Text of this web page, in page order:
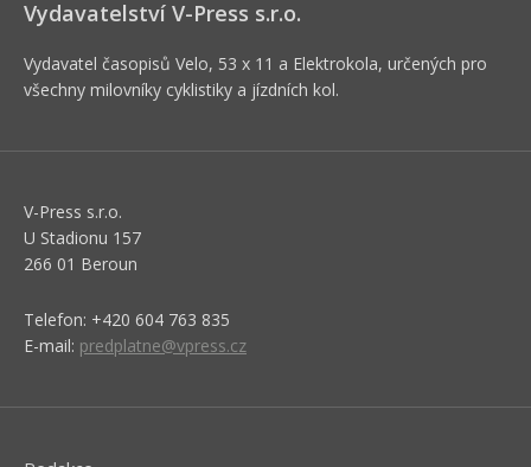
Vydavatelství V-Press s.r.o.
Vydavatel časopisů Velo, 53 x 11 a Elektrokola, určených pro
všechny milovníky cyklistiky a jízdních kol.
V-Press s.r.o.
U Stadionu 157
266 01 Beroun
Telefon: +420 604 763 835
E-mail: predplatne@vpress.cz